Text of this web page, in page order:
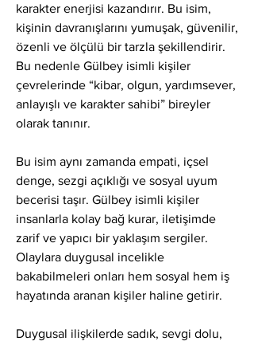
karakter enerjisi kazandırır. Bu isim,
kişinin davranışlarını yumuşak, güvenilir,
özenli ve ölçülü bir tarzla şekillendirir.
Bu nedenle Gülbey isimli kişiler
çevrelerinde “kibar, olgun, yardımsever,
anlayışlı ve karakter sahibi” bireyler
olarak tanınır.
Bu isim aynı zamanda empati, içsel
denge, sezgi açıklığı ve sosyal uyum
becerisi taşır. Gülbey isimli kişiler
insanlarla kolay bağ kurar, iletişimde
zarif ve yapıcı bir yaklaşım sergiler.
Olaylara duygusal incelikle
bakabilmeleri onları hem sosyal hem iş
hayatında aranan kişiler haline getirir.
Duygusal ilişkilerde sadık, sevgi dolu,